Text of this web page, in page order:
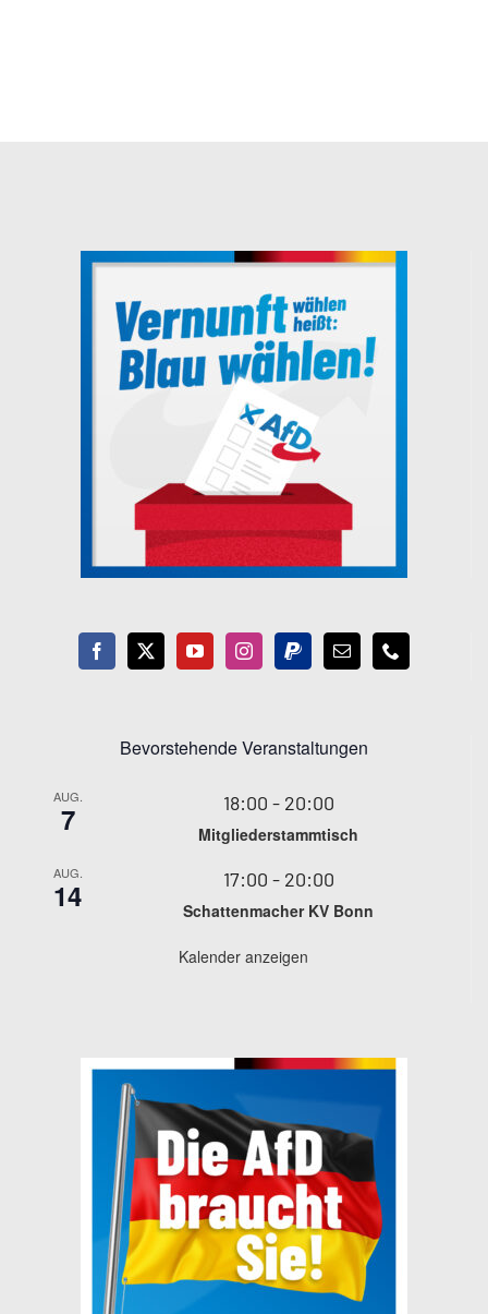
Bevorstehende Veranstaltungen
AUG.
7 18:00 - 20:00
Mitgliederstammtisch
AUG.
14 17:00 - 20:00
Schattenmacher KV Bonn
Kalender anzeigen